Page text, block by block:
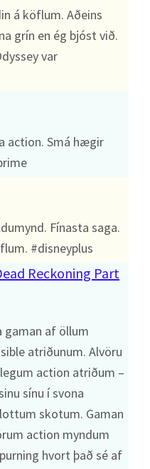
á köflum. Aðeins
grín en ég bjóst við.
var
action. Smá hægir
Fínasta saga.
#disneyplus
Reckoning Part
gaman af öllum
atriðunum. Alvöru
action atriðum –
sínu í svona
skotum. Gaman
action myndum
hvort það sé af